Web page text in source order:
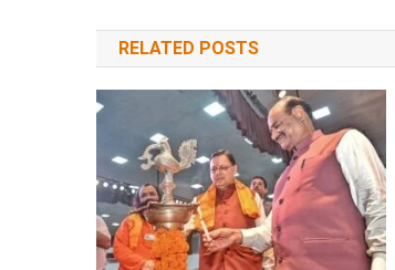
navigation
RELATED POSTS